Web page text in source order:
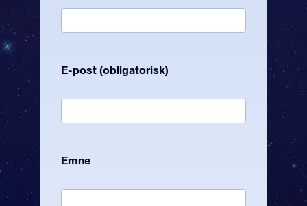
E-post (obligatorisk)
Emne